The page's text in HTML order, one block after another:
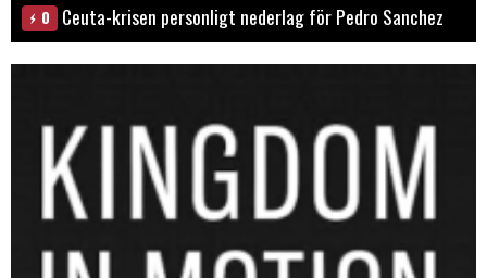
0 Ceuta-krisen personligt nederlag för Pedro Sanchez